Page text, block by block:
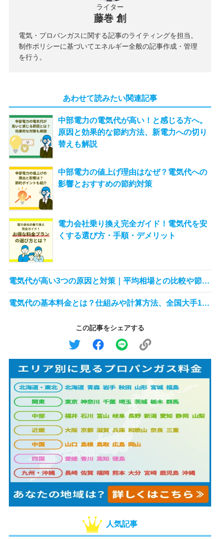
ライター
藤巻 創
電気・プロパンガスに関する記事のライティングを担当。
制作ポリシーに基づいてエネルギー全般の記事作成・管理
を行う。
あわせて読みたい関連記事
中部電力の電気代が高い！と感じる方へ。
原因と効果的な節約方法、新電力への切り
替えも解説
中部電力の値上げ理由はなぜ？電気代への
影響とおすすめの節約対策
電力会社乗り換え完全ガイド！電気代を安
くする選び方・手順・デメリット
電気代が高い3つの原因と対策｜平均相場との比較や節約
術を徹底解説
電気代の基本料金とは？仕組みや計算方法、全国大手10
この記事をシェアする
人気記事